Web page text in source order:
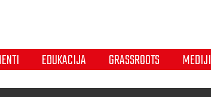
EDUKACIJA GRASSROOTS MEDIJI